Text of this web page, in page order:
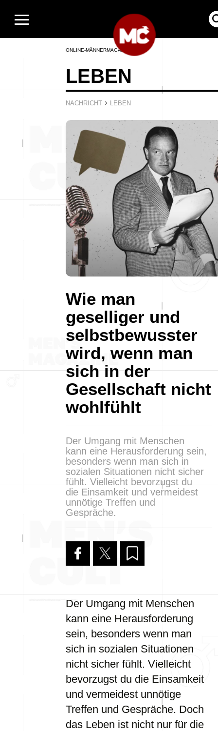
ONLINE-MÄNNERMAGAZIN
LEBEN
NACHRICHT › LEBEN
Wie man
geselliger und
selbstbewusster
wird, wenn man
sich in der
Gesellschaft nicht
wohlfühlt
Der Umgang mit Menschen
kann eine Herausforderung sein,
besonders wenn man sich in
sozialen Situationen nicht sicher
fühlt. Vielleicht bevorzugst du
die Einsamkeit und vermeidest
unnötige Treffen und
Gespräche.
Der Umgang mit Menschen
kann eine Herausforderung
sein, besonders wenn man
sich in sozialen Situationen
nicht sicher fühlt. Vielleicht
bevorzugst du die Einsamkeit
und vermeidest unnötige
Treffen und Gespräche. Doch
das Leben ist nicht nur für die